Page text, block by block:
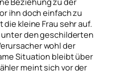
ihn doch einfach zu
kleine Frau sehr auf.
den geschilderten
wohl der
Situation bleibt über
meint sich vor der